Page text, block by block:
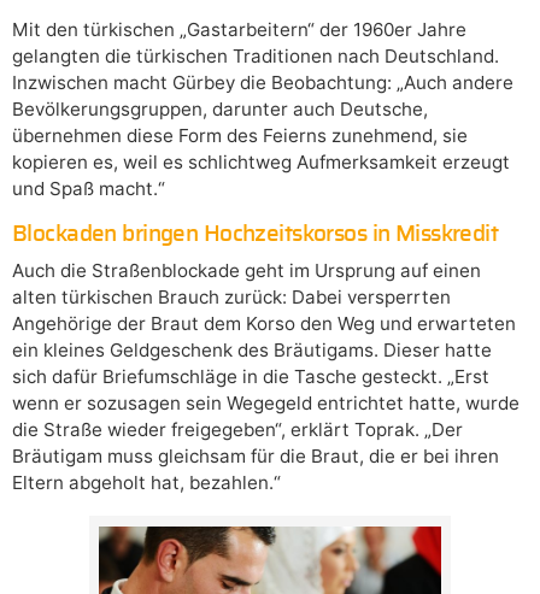
Mit den türkischen „Gastarbeitern“ der 1960er Jahre
gelangten die türkischen Traditionen nach Deutschland.
Inzwischen macht Gürbey die Beobachtung: „Auch andere
Bevölkerungsgruppen, darunter auch Deutsche,
übernehmen diese Form des Feierns zunehmend, sie
kopieren es, weil es schlichtweg Aufmerksamkeit erzeugt
und Spaß macht.“
Blockaden bringen Hochzeitskorsos in Misskredit
Auch die Straßenblockade geht im Ursprung auf einen
alten türkischen Brauch zurück: Dabei versperrten
Angehörige der Braut dem Korso den Weg und erwarteten
ein kleines Geldgeschenk des Bräutigams. Dieser hatte
sich dafür Briefumschläge in die Tasche gesteckt. „Erst
wenn er sozusagen sein Wegegeld entrichtet hatte, wurde
die Straße wieder freigegeben“, erklärt Toprak. „Der
Bräutigam muss gleichsam für die Braut, die er bei ihren
Eltern abgeholt hat, bezahlen.“